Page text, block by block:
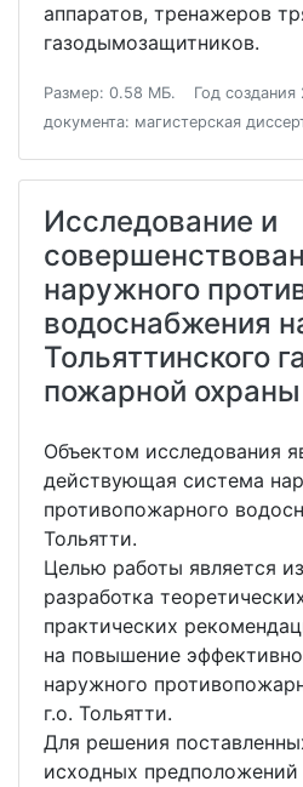
аппаратов, тренажеров
газодымозащитников.
Размер: 0.58 МБ. Год создания
документа: магистерская
Исследование и
наружного
водоснабжения
Тольяттинского
пожарной охраны
Объектом исследования
действующая система
противопожарного
Тольятти.
Целью работы является
разработка
практических
на повышение
наружного
г.о. Тольятти.
Для решения
исходных предположений